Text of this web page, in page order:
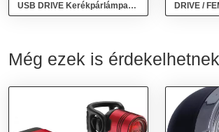
USB DRIVE Kerékpárlámpa
szett, fehér, méret
DRIVE /
Még ezek is